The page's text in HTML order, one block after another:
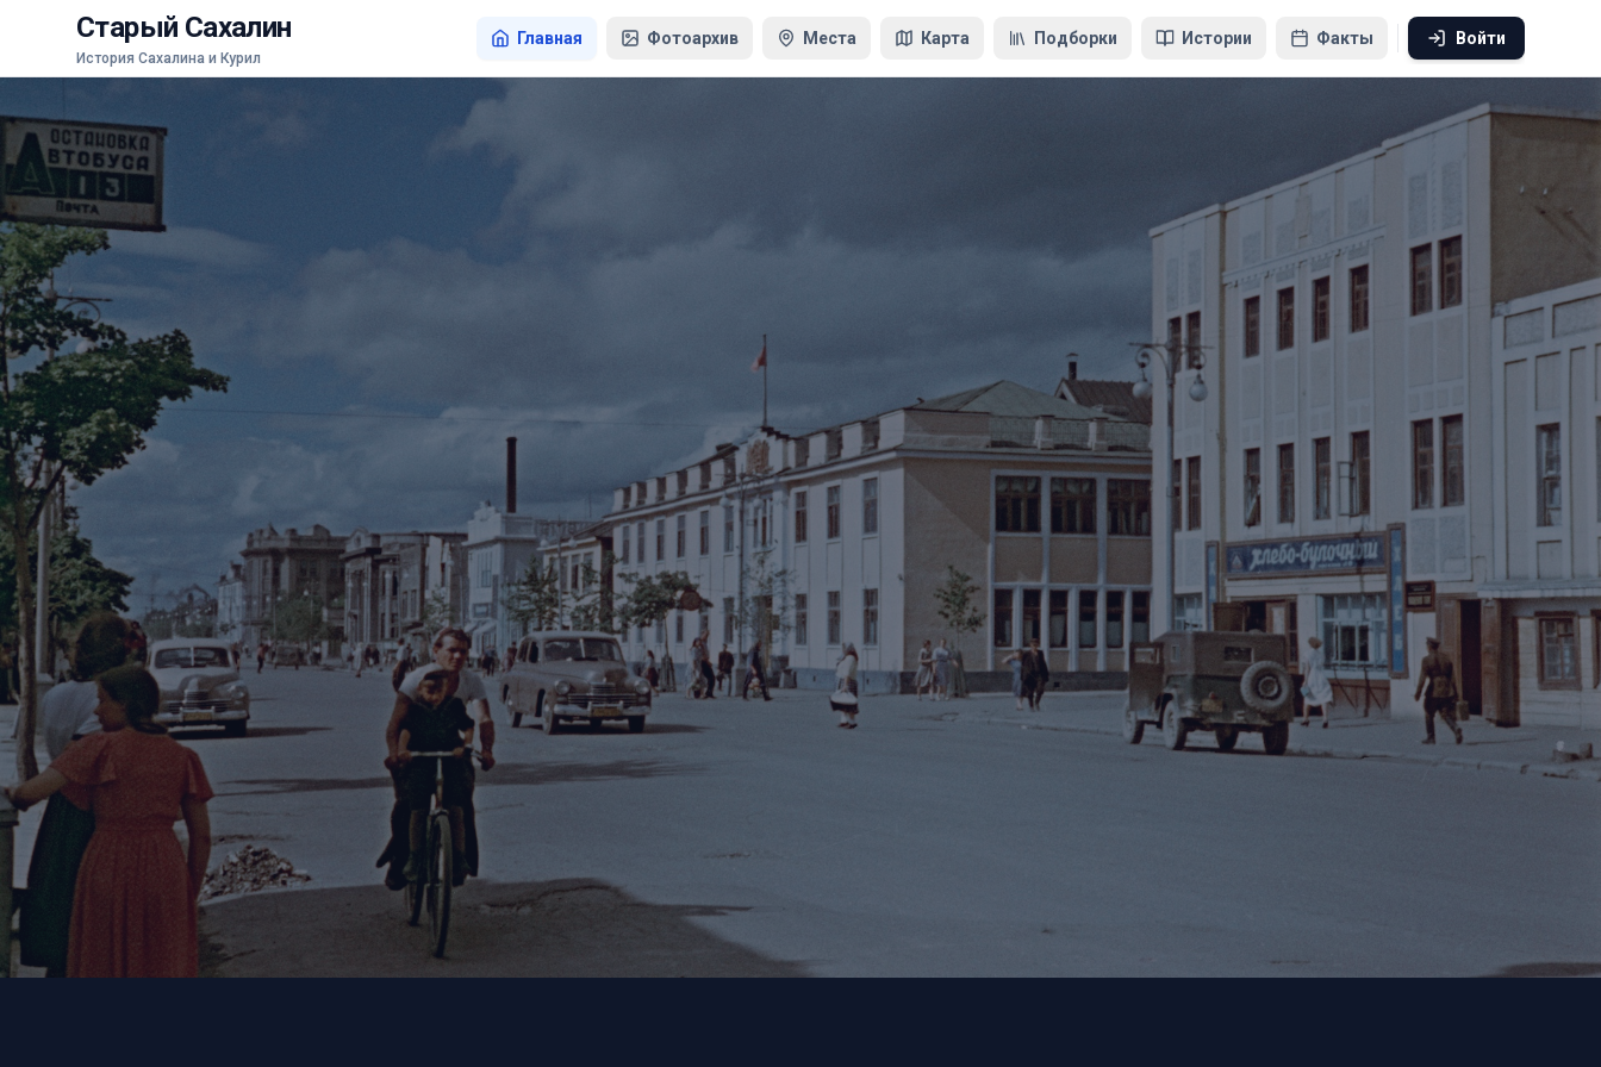
Старый Сахалин
История Сахалина и Курил
Главная Фотоархив Места Карта Подборки Истории Факты Войти